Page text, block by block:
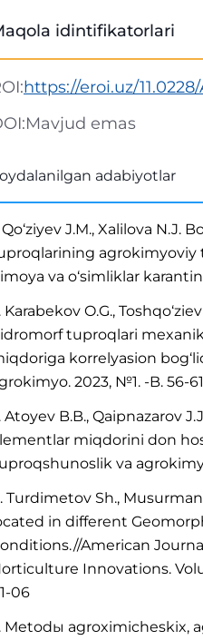
idintifikatorlari
https://eroi.uz/11.0228/
Mavjud emas
adabiyotlar
Qo‘ziyev J.M., Xalilova N.J.
agrokimyoviy
va o‘simliklar
Karabekov O.G.,
tuproqlari
korrelyasion
2023, №1. -B. 56-
Atoyev B.B., Qaipnazarov
miqdorini don
va
Turdimetov Sh.,
in different
American
Innovations.
06
Metodы agroximicheskix,